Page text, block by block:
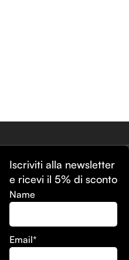
Iscriviti alla newsletter
e ricevi il 5% di sconto
Name
Email*